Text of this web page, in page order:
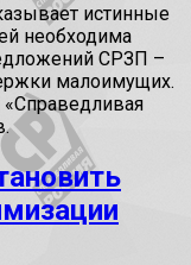
истинные
необходима
СРЗП –
малоимущих.
«Справедливая